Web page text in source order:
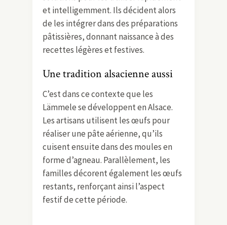
et intelligemment. Ils décident alors
de les intégrer dans des préparations
pâtissières, donnant naissance à des
recettes légères et festives.
Une tradition alsacienne aussi
C’est dans ce contexte que les
Lämmele se développent en Alsace.
Les artisans utilisent les œufs pour
réaliser une pâte aérienne, qu’ils
cuisent ensuite dans des moules en
forme d’agneau. Parallèlement, les
familles décorent également les œufs
restants, renforçant ainsi l’aspect
festif de cette période.